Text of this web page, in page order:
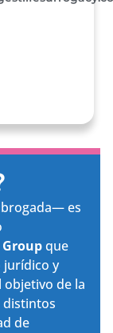
es
Groupque
jurídico y
de la
distintos
de